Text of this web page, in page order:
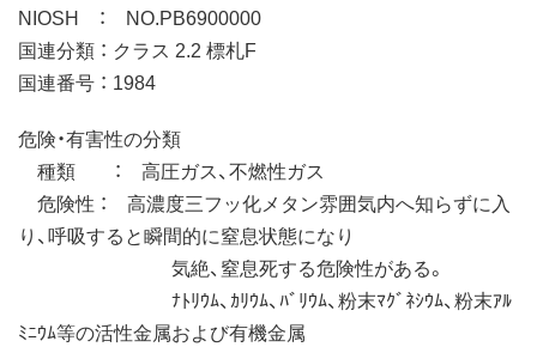
NIOSH ： NO.PB6900000
国連分類 ： クラス 2.2 標札F
国連番号 ： 1984
危険・有害性の分類
種類 ： 高圧ガス、不燃性ガス
危険性 ： 高濃度三フッ化メタン雰囲気内へ知らずに入
り、呼吸すると瞬間的に窒息状態になり
気絶、窒息死する危険性がある。
ﾅﾄﾘｳﾑ、ｶﾘｳﾑ、ﾊﾞﾘｳﾑ、粉末ﾏｸﾞﾈｼｳﾑ、粉末ｱﾙ
ﾐﾆｳﾑ等の活性金属および有機金属